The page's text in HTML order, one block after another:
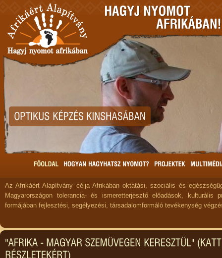
Az Afrikáért Alapítvány célja Afrikában oktatási, szociális és
Magyarországon tolerancia- és ismeretterjesztő előadások, kulturális
formájában fejlesztési, segélyezési, társadalomformáló tevékenység